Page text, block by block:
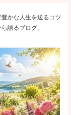
かな人生を送るコツ
語るブログ。